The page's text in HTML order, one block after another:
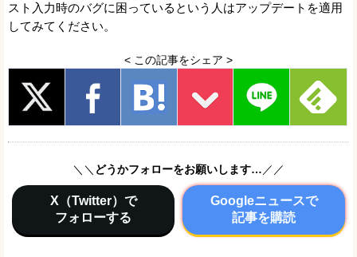
スト入力時のバグに困っているという人はアップデートを適用
してみてください。
< この記事をシェア >
＼＼ どうかフォローをお願いします… ／／
X（Twitter）で
フォローする
Googleニュースで
記事を購読